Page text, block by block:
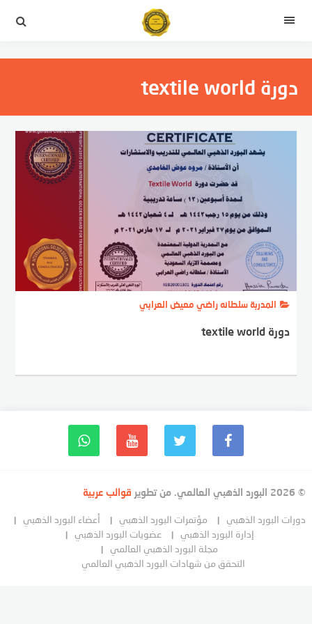
دورة textile world
المدربة سلطانه راضي معيض العرابي
دورة textile world
© 2026 البورد الذهبي العالمي. من تطوير قوالب عربية
دورات البورد الذهبي مؤتمرات البورد الذهبي
أعضاء البورد الذهبي
إدارة البورد الذهبي
عضويات البورد الذهبي
مجلة البورد الذهبي العالمي
التحقق من شهادات البورد الذهبي العالمي